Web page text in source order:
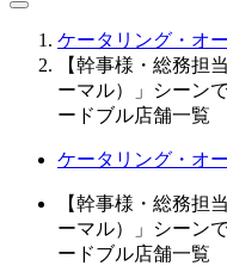
ケータリング・オ
【幹事様・総務担
ーマル）」シーン
ードブル店舗一覧
ケータリング・オ
【幹事様・総務担
ーマル）」シーン
ードブル店舗一覧